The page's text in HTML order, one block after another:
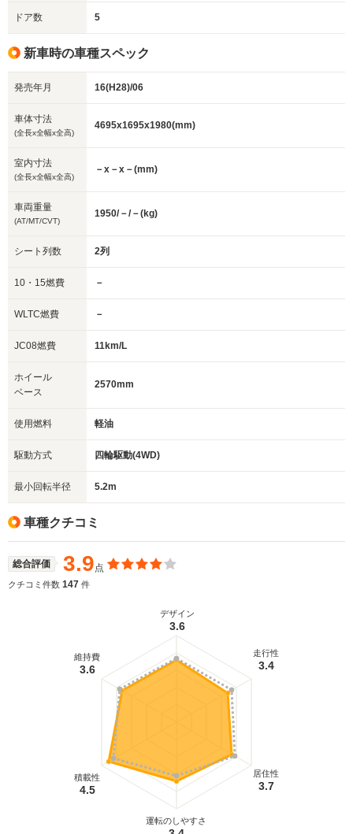
ドア数 5
新車時の車種スペック
発売年月 16(H28)/06
車体寸法
(全長x全幅x全高)
4695x1695x1980(mm)
室内寸法
(全長x全幅x全高)
－x－x－(mm)
車両重量
(AT/MT/CVT)
1950/－/－(kg)
シート列数 2列
10・15燃費 －
WLTC燃費 －
JC08燃費 11km/L
ホイール
ベース
2570mm
使用燃料 軽油
駆動方式 四輪駆動(4WD)
最小回転半径 5.2m
車種クチコミ
総合評価 3.9点
クチコミ件数 147 件
デザイン
3.6
走行性
3.4
居住性
3.7
運転のしやすさ
積載性
4.5
維持費
3.6